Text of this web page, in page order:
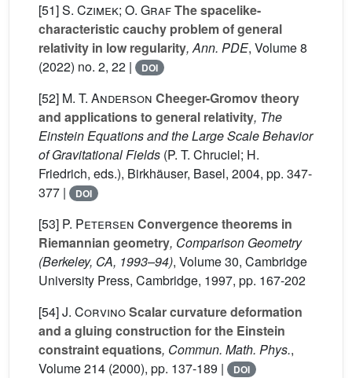
[51]S. Czimek; O. GrafThe spacelike-
characteristic cauchy problem of general
relativity in low regularity, Ann. PDE, Volume 8
(2022) no. 2, 22 |
DOI
[52] M. T. Anderson Cheeger-Gromov theory
and applications to general relativity, The
Einstein Equations and the Large Scale Behavior
of Gravitational Fields (P. T. Chruciel; H.
Friedrich, eds.), Birkhäuser, Basel, 2004, pp. 347-
377 |
DOI
[53] P. Petersen Convergence theorems in
Riemannian geometry, Comparison Geometry
(Berkeley, CA, 1993–94), Volume 30, Cambridge
University Press, Cambridge, 1997, pp. 167-202
[54]J. CorvinoScalar curvature deformation
and a gluing construction for the Einstein
constraint equations, Commun. Math. Phys.,
Volume 214 (2000), pp. 137-189 | DOI